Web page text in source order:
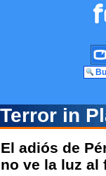
Terror in
El adiós de
no ve la luz al